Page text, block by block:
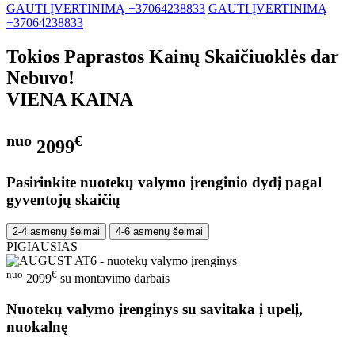
GAUTI ĮVERTINIMĄ +37064238833 GAUTI ĮVERTINIMĄ
+37064238833
Tokios Paprastos Kainų Skaičiuoklės dar
Nebuvo!
VIENA KAINA
nuo 2099€
Pasirinkite nuotekų valymo įrenginio dydį pagal
gyventojų skaičių
2-4 asmenų šeimai 4-6 asmenų šeimai
PIGIAUSIAS
nuo 2099€ su montavimo darbais
Nuotekų valymo įrenginys su savitaka į upelį,
nuokalnę